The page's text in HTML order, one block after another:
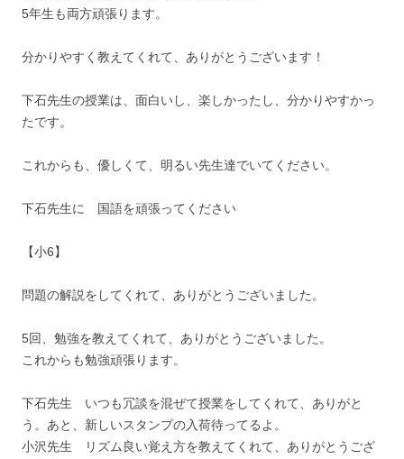
5年生も両方頑張ります。
分かりやすく教えてくれて、ありがとうございます！
下石先生の授業は、面白いし、楽しかったし、分かりやすかっ
たです。
これからも、優しくて、明るい先生達でいてください。
下石先生に 国語を頑張ってください
【小6】
問題の解説をしてくれて、ありがとうございました。
5回、勉強を教えてくれて、ありがとうございました。
これからも勉強頑張ります。
下石先生 いつも冗談を混ぜて授業をしてくれて、ありがと
う。あと、新しいスタンプの入荷待ってるよ。
小沢先生 リズム良い覚え方を教えてくれて、ありがとうござ